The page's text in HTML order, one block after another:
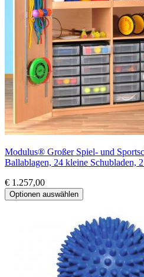
Modulus® Großer Spiel- und
Ballablagen, 24 kleine Schubladen,
€ 1.257,00